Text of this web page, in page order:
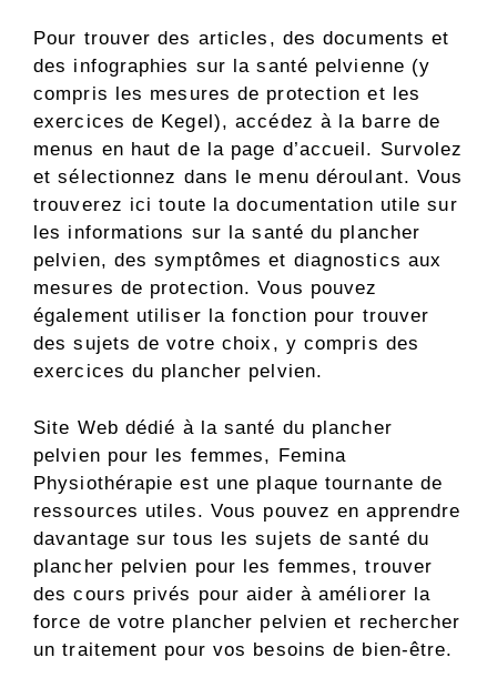
Pour trouver des articles, des documents et
des infographies sur la santé pelvienne (y
compris les mesures de protection et les
exercices de Kegel), accédez à la barre de
menus en haut de la page d’accueil. Survolez
et sélectionnez dans le menu déroulant. Vous
trouverez ici toute la documentation utile sur
les informations sur la santé du plancher
pelvien, des symptômes et diagnostics aux
mesures de protection. Vous pouvez
également utiliser la fonction pour trouver
des sujets de votre choix, y compris des
exercices du plancher pelvien.
Site Web dédié à la santé du plancher
pelvien pour les femmes, Femina
Physiothérapie est une plaque tournante de
ressources utiles. Vous pouvez en apprendre
davantage sur tous les sujets de santé du
plancher pelvien pour les femmes, trouver
des cours privés pour aider à améliorer la
force de votre plancher pelvien et rechercher
un traitement pour vos besoins de bien-être.